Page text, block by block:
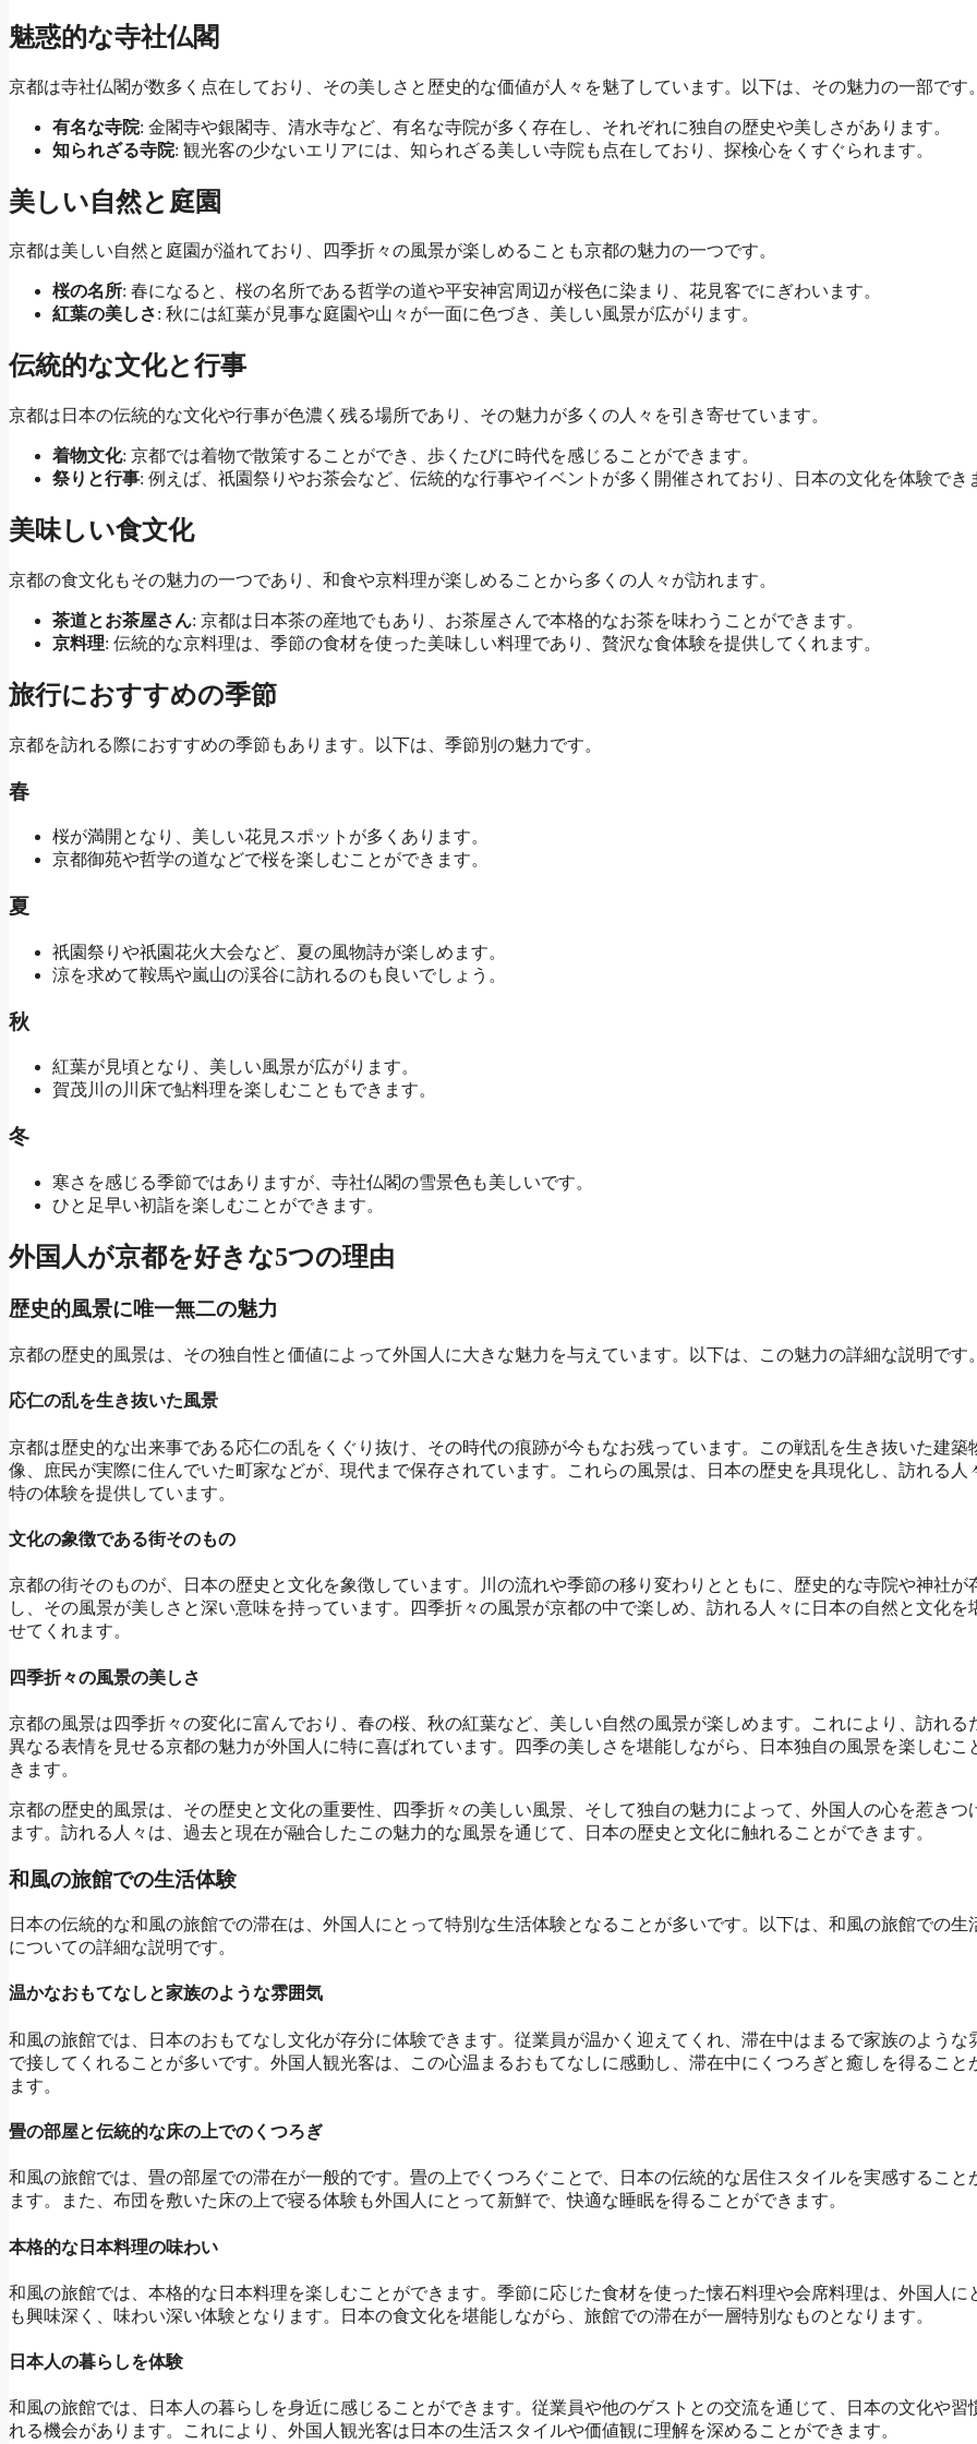
魅惑的な寺社仏閣
京都は寺社仏閣が数多く点在しており、その美しさと歴史的な価値が人々を魅了しています。以下は、その魅力の一部です。
有名な寺院: 金閣寺や銀閣寺、清水寺など、有名な寺院が多く存在し、それぞれに独自の歴史や美しさがあります。
知られざる寺院: 観光客の少ないエリアには、知られざる美しい寺院も点在しており、探検心をくすぐられます。
美しい自然と庭園
京都は美しい自然と庭園が溢れており、四季折々の風景が楽しめることも京都の魅力の一つです。
桜の名所: 春になると、桜の名所である哲学の道や平安神宮周辺が桜色に染まり、花見客でにぎわいます。
紅葉の美しさ: 秋には紅葉が見事な庭園や山々が一面に色づき、美しい風景が広がります。
伝統的な文化と行事
京都は日本の伝統的な文化や行事が色濃く残る場所であり、その魅力が多くの人々を引き寄せています。
着物文化: 京都では着物で散策することができ、歩くたびに時代を感じることができます。
祭りと行事: 例えば、祇園祭りやお茶会など、伝統的な行事やイベントが多く開催されており、日本の文化を体験でき
美味しい食文化
京都の食文化もその魅力の一つであり、和食や京料理が楽しめることから多くの人々が訪れます。
茶道とお茶屋さん: 京都は日本茶の産地でもあり、お茶屋さんで本格的なお茶を味わうことができます。
京料理: 伝統的な京料理は、季節の食材を使った美味しい料理であり、贅沢な食体験を提供してくれます。
旅行におすすめの季節
京都を訪れる際におすすめの季節もあります。以下は、季節別の魅力です。
春
桜が満開となり、美しい花見スポットが多くあります。
京都御苑や哲学の道などで桜を楽しむことができます。
夏
祇園祭りや祇園花火大会など、夏の風物詩が楽しめます。
涼を求めて鞍馬や嵐山の渓谷に訪れるのも良いでしょう。
秋
紅葉が見頃となり、美しい風景が広がります。
賀茂川の川床で鮎料理を楽しむこともできます。
冬
寒さを感じる季節ではありますが、寺社仏閣の雪景色も美しいです。
ひと足早い初詣を楽しむことができます。
外国人が京都を好きな5つの理由
歴史的風景に唯一無二の魅力
京都の歴史的風景は、その独自性と価値によって外国人に大きな魅力を与えています。以下は、この魅力の詳細な説明です。
応仁の乱を生き抜いた風景
京都は歴史的な出来事である応仁の乱をくぐり抜け、その時代の痕跡が今もなお残っています。この戦乱を生き抜いた建築
像、庶民が実際に住んでいた町家などが、現代まで保存されています。これらの風景は、日本の歴史を具現化し、訪れる人
特の体験を提供しています。
文化の象徴である街そのもの
京都の街そのものが、日本の歴史と文化を象徴しています。川の流れや季節の移り変わりとともに、歴史的な寺院や神社が
し、その風景が美しさと深い意味を持っています。四季折々の風景が京都の中で楽しめ、訪れる人々に日本の自然と文化を
せてくれます。
四季折々の風景の美しさ
京都の風景は四季折々の変化に富んでおり、春の桜、秋の紅葉など、美しい自然の風景が楽しめます。これにより、訪れる
異なる表情を見せる京都の魅力が外国人に特に喜ばれています。四季の美しさを堪能しながら、日本独自の風景を楽しむこ
きます。
京都の歴史的風景は、その歴史と文化の重要性、四季折々の美しい風景、そして独自の魅力によって、外国人の心を惹きつ
ます。訪れる人々は、過去と現在が融合したこの魅力的な風景を通じて、日本の歴史と文化に触れることができます。
和風の旅館での生活体験
日本の伝統的な和風の旅館での滞在は、外国人にとって特別な生活体験となることが多いです。以下は、和風の旅館での生
についての詳細な説明です。
温かなおもてなしと家族のような雰囲気
和風の旅館では、日本のおもてなし文化が存分に体験できます。従業員が温かく迎えてくれ、滞在中はまるで家族のような
で接してくれることが多いです。外国人観光客は、この心温まるおもてなしに感動し、滞在中にくつろぎと癒しを得ること
ます。
畳の部屋と伝統的な床の上でのくつろぎ
和風の旅館では、畳の部屋での滞在が一般的です。畳の上でくつろぐことで、日本の伝統的な居住スタイルを実感すること
ます。また、布団を敷いた床の上で寝る体験も外国人にとって新鮮で、快適な睡眠を得ることができます。
本格的な日本料理の味わい
和風の旅館では、本格的な日本料理を楽しむことができます。季節に応じた食材を使った懐石料理や会席料理は、外国人に
も興味深く、味わい深い体験となります。日本の食文化を堪能しながら、旅館での滞在が一層特別なものとなります。
日本人の暮らしを体験
和風の旅館では、日本人の暮らしを身近に感じることができます。従業員や他のゲストとの交流を通じて、日本の文化や習
れる機会があります。これにより、外国人観光客は日本の生活スタイルや価値観に理解を深めることができます。